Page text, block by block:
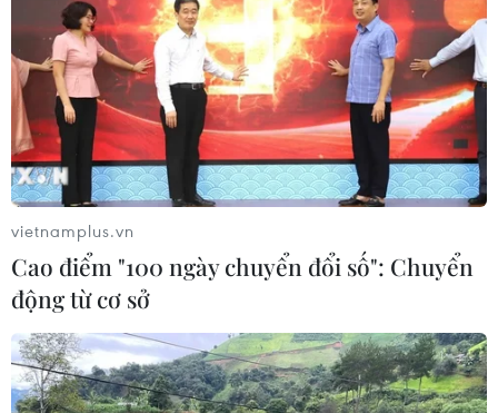
TIN LIÊN QUAN
vietnamplus.vn
Cao điểm "100 ngày chuyển đổi số": Chuyển
động từ cơ sở